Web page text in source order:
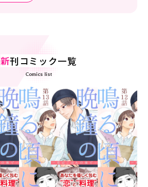
新刊コミック一覧
Comics list